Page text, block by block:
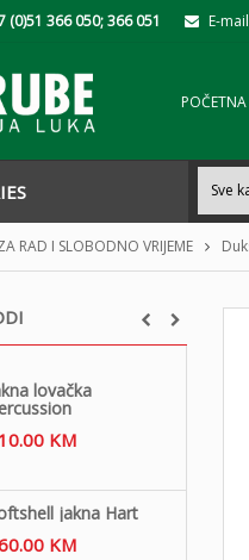
(0)51 366 050; 366 051 E-
POČETNA
RAD I SLOBODNO VRIJEME
lovačka
KM
jakna Hart
KM